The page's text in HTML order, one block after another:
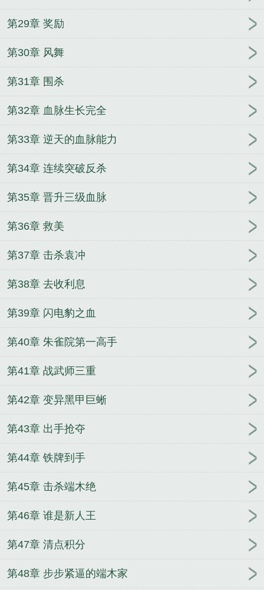
第29章 奖励
第30章 风舞
第31章 围杀
第32章 血脉生长完全
第33章 逆天的血脉能力
第34章 连续突破反杀
第35章 晋升三级血脉
第36章 救美
第37章 击杀袁冲
第38章 去收利息
第39章 闪电豹之血
第40章 朱雀院第一高手
第41章 战武师三重
第42章 变异黑甲巨蜥
第43章 出手抢夺
第44章 铁牌到手
第45章 击杀端木绝
第46章 谁是新人王
第47章 清点积分
第48章 步步紧逼的端木家